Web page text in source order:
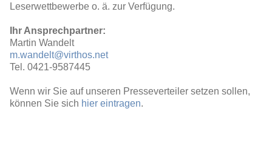
Leserwettbewerbe o. ä. zur Verfügung.
Ihr Ansprechpartner:
Martin Wandelt
m.wandelt@virthos.net
Tel. 0421-9587445
Wenn wir Sie auf unseren Presseverteiler setzen sollen,
können Sie sich hier eintragen.